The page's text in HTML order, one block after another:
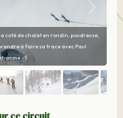
avec Paul Bonhomme, Queyras -
trace avec Paul Bonhomme - 2
Suivant